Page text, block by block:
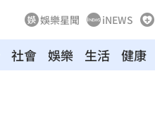
娛樂星聞 iNEWS
社會 娛樂 生活 健康